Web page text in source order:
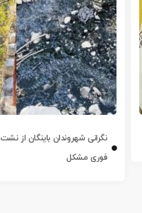
نگرانی شهروندان باینگان از
فوری مشکل